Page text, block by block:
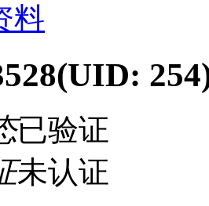
料
(UID:
已验证
未认证